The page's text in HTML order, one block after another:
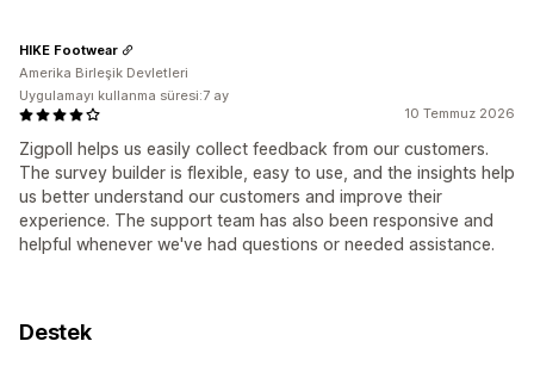
10 Temmuz 2026
Zigpoll helps us easily collect feedback from our customers.
The survey builder is flexible, easy to use, and the insights help
us better understand our customers and improve their
experience. The support team has also been responsive and
helpful whenever we've had questions or needed assistance.
HIKE Footwear
Amerika Birleşik Devletleri
Uygulamayı kullanma süresi:7 ay
Destek